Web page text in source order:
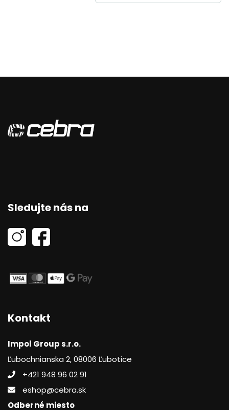
Sledujte nás na
Kontakt
Impol Group s.r.o.
Ľubochnianska 2, 08006 Ľubotice
+421 948 96 02 91
eshop@cebra.sk
Odberné miesto